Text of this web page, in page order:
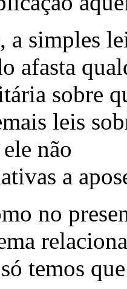
a simples
afasta
sobre
leis
não
a
no
temos